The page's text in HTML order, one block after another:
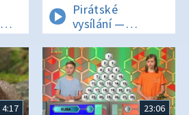
Pirátské
vysílání —
Reklama
4:17 23:06